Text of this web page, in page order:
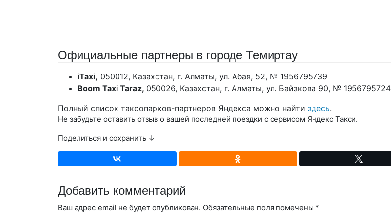
Официальные партнеры в городе Темиртау
iTaxi, 050012, Казахстан, г. Алматы, ул. Абая, 52, № 1956795739
Boom Taxi Taraz, 050026, Казахстан, г. Алматы, ул. Байзкова 90, № 1956795724
Полный список таксопарков-партнеров Яндекса можно найти здесь.
Не забудьте оставить отзыв о вашей последней поездки с сервисом Яндекс Такси.
Поделиться и сохранить ↓
Добавить комментарий
Ваш адрес email не будет опубликован. Обязательные поля помечены *